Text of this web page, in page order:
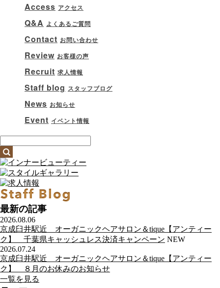
Access アクセス
Q&A よくあるご質問
Contact お問い合わせ
Review お客様の声
Recruit 求人情報
Staff blog スタッフブログ
News お知らせ
Event イベント情報
最新の記事
2026.08.06
京成臼井駅近 オーガニックヘアサロン＆tique【アンティー
ク】 千葉県キャッシュレス決済キャンペーン NEW
2026.07.24
京成臼井駅近 オーガニックヘアサロン＆tique【アンティー
ク】 ８月のお休みのお知らせ
一覧を見る